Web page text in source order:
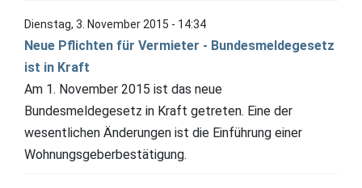
Dienstag, 3. November 2015 - 14:34
Neue Pflichten für Vermieter - Bundesmeldegesetz
ist in Kraft
Am 1. November 2015 ist das neue
Bundesmeldegesetz in Kraft getreten. Eine der
wesentlichen Änderungen ist die Einführung einer
Wohnungsgeberbestätigung.